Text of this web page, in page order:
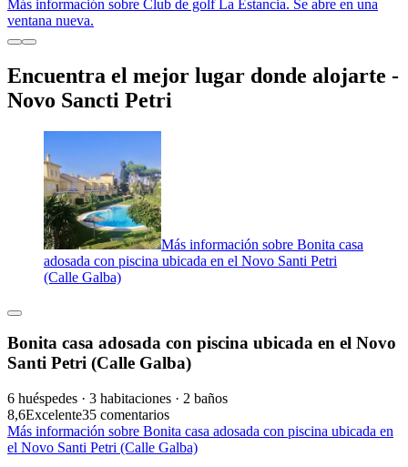
Más información sobre Club de golf La Estancia. Se abre en una
ventana nueva.
Encuentra el mejor lugar donde alojarte -
Novo Sancti Petri
Más información sobre Bonita casa
adosada con piscina ubicada en el Novo Santi Petri
(Calle Galba)
Bonita casa adosada con piscina ubicada en el Novo
Santi Petri (Calle Galba)
6 huéspedes · 3 habitaciones · 2 baños
8,6Excelente35 comentarios
Más información sobre Bonita casa adosada con piscina ubicada en
el Novo Santi Petri (Calle Galba)